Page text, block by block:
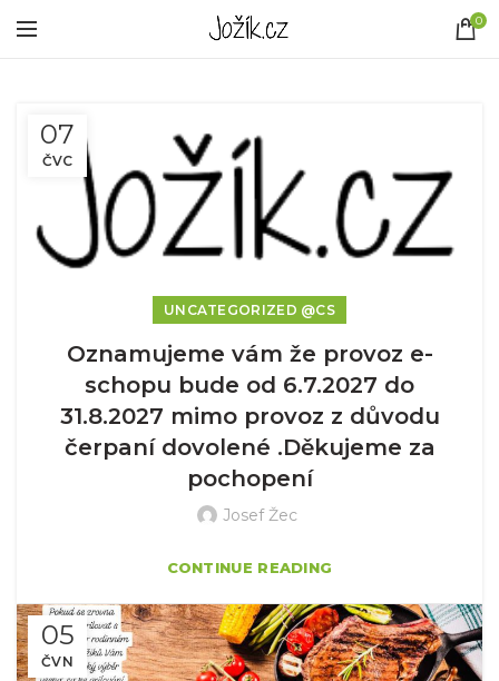
0
07
ČVC
UNCATEGORIZED @CS
Oznamujeme vám že provoz e-
schopu bude od 6.7.2027 do
31.8.2027 mimo provoz z důvodu
čerpaní dovolené .Děkujeme za
pochopení
Josef Žec
CONTINUE READING
05
ČVN